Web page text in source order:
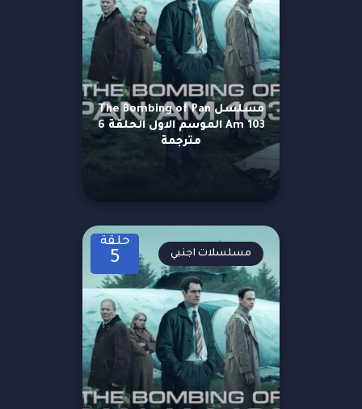
مسلسل The Bombing of Pan
Am 103 الموسم الاول الحلقة 6
مترجمة
حلقة
5 مسلسلات اجنبي